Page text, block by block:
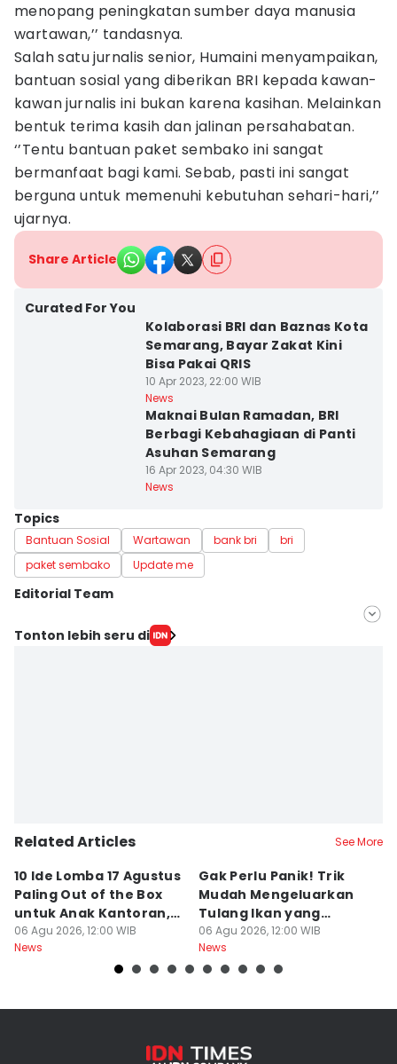
menopang peningkatan sumber daya manusia
wartawan,’’ tandasnya.
Salah satu jurnalis senior, Humaini menyampaikan,
bantuan sosial yang diberikan BRI kepada kawan-
kawan jurnalis ini bukan karena kasihan. Melainkan
bentuk terima kasih dan jalinan persahabatan.
‘’Tentu bantuan paket sembako ini sangat
bermanfaat bagi kami. Sebab, pasti ini sangat
berguna untuk memenuhi kebutuhan sehari-hari,’’
ujarnya.
Share Article
Curated For You
Kolaborasi BRI dan Baznas Kota
Semarang, Bayar Zakat Kini
Bisa Pakai QRIS
10 Apr 2023, 22:00 WIB
News
Maknai Bulan Ramadan, BRI
Berbagi Kebahagiaan di Panti
Asuhan Semarang
16 Apr 2023, 04:30 WIB
News
Topics
Bantuan Sosial Wartawan bank bri
bri
paket sembako
Update me
Editorial Team
Editor
Tonton lebih seru di
Related Articles See More
10 Ide Lomba 17 Agustus
Paling Out of the Box
untuk Anak Kantoran,
Bikin Ngakak!
06 Agu 2026, 12:00 WIB
News
Gak Perlu Panik! Trik
Mudah Mengeluarkan
Tulang Ikan yang
Nyangkut di
Tenggorokan
06 Agu 2026, 12:00 WIB
News